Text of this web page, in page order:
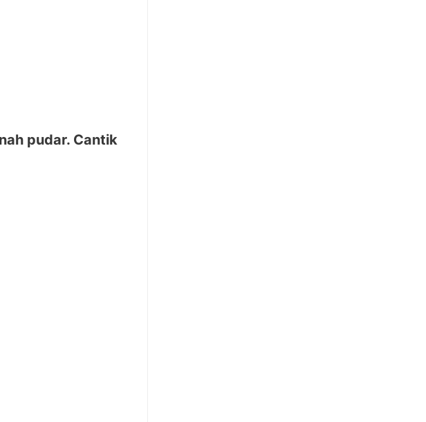
pudar. Cantik